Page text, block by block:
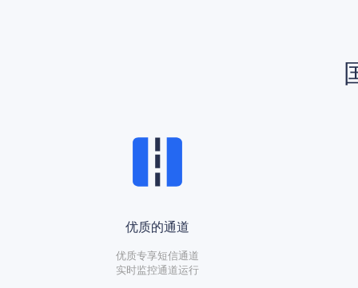
优质的通道
优质专享短信通道
实时监控通道运行